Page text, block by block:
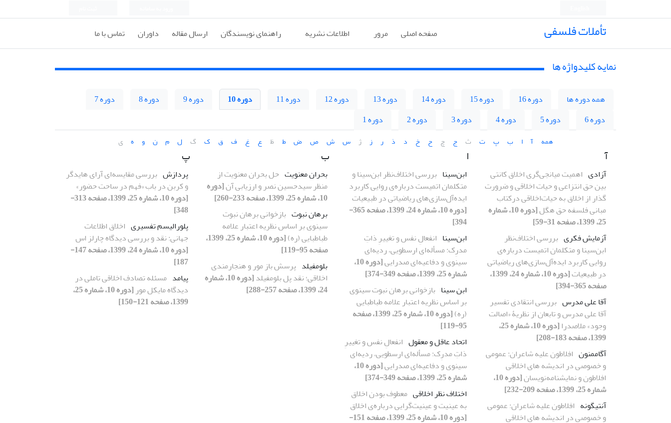
تأملات فلسفی صفحه اصلی مرور اطلاعات نشریه راهنمای نویسندگان ارسال مقاله داوران تماس با ما
نمایه کلیدواژه ها
همه دوره ها دوره 16 دوره 15 دوره 14 دوره 13 دوره 12 دوره 11 دوره 10 دوره 9 دوره 8
دوره 7
دوره 6
دوره 5 دوره 4 دوره 3 دوره 2 دوره 1
همه آ ا ب پ ت ث ج چ ح خ د ذ ر ز ژ س ش ص ض ط ظ ع غ ف ق ک گ ل م ن و ه ی
آ
آزادی اهمیت میانجی‌گری اخلاق کانتی
بین حق انتزاعی و حیات اخلاقی و ضرورت
گذار از اخلاق به حیات‌اخلاقی درکتاب
مبانی فلسفه حق هگل
[دوره 10، شماره
25، 1399، صفحه 31-59]
آزمایش فکری بررسی اختلاف‌نظر
ابن‌سینا و متکلمان اتمیست درباره‌ی
روایی کاربرد ایده‌آل‌‌سازی‌های ریاضیاتی
در طبیعیات
[دوره 10، شماره 24، 1399،
صفحه 365-394]
آقا علی مدرس بررسی انتقادی تفسیر
آقا علی مدرس و تابعان از نظریۀ «اصالت
وجود» ملاصدرا
[دوره 10، شماره 25،
1399، صفحه 183-208]
آگاممنون افلاطون علیه شاعران: عمومی
و خصوصی در اندیشه های اخلاقی
افلاطون و نمایشنامه‌نویسان
[دوره 10،
شماره 25، 1399، صفحه 209-232]
آنتیگونه افلاطون علیه شاعران: عمومی
و خصوصی در اندیشه های اخلاقی
ا
ابن‌سینا بررسی اختلاف‌نظر ابن‌سینا و
متکلمان اتمیست درباره‌ی روایی کاربرد
ایده‌آل‌‌سازی‌های ریاضیاتی در طبیعیات
[دوره 10، شماره 24، 1399، صفحه 365-
394]
ابن‌سینا انفعالِ نفس و تغییرِ ذاتِ
مدرِک: مسأله‌ای ارسطویی، ردیه‌ای
سینوی و دفاعیه‌ای صدرایی
[دوره 10،
شماره 25، 1399، صفحه 349-374]
ابن سینا بازخوانی برهان نبوت سینوی
بر اساس نظریه اعتبار علامه طباطبایی
(ره)
[دوره 10، شماره 25، 1399، صفحه
95-119]
اتحاد عاقل و معقول انفعالِ نفس و تغییرِ
ذاتِ مدرِک: مسأله‌ای ارسطویی، ردیه‌ای
سینوی و دفاعیه‌ای صدرایی
[دوره 10،
شماره 25، 1399، صفحه 349-374]
اختلاف نظر اخلاقی معطوف بودن اخلاق
به عینیت و عینیت‌گرایی درباره‌ی اخلاق
[دوره 10، شماره 25، 1399، صفحه 151-
ب
بحران معنویت حل بحران معنویت از
منظر سیدحسین نصر و ارزیابی آن[دوره
10، شماره 25، 1399، صفحه 233-260]
برهان نبوت بازخوانی برهان نبوت
سینوی بر اساس نظریه اعتبار علامه
طباطبایی (ره)
[دوره 10، شماره 25، 1399،
صفحه 95-119]
بلومفیلد پرسش باز مور و هنجارمندی
اخلاقی؛ نقد پل بلومفیلد
[دوره 10، شماره
24، 1399، صفحه 257-288]
پ
پردازش بررسی مقایسه‌ای آرای هایدگر
و کربن در باب «فهم در ساحت حضور»
[دوره 10، شماره 25، 1399، صفحه 313-
348]
پلورالیسم تفسیری اخلاق اطلاعات
جهانی: نقد و بررسی دیدگاه چارلز اس
[دوره 10، شماره 24، 1399، صفحه 147-
187]
پیامد مسئله تصادف اخلاقی تاملی در
دیدگاه مایکل مور
[دوره 10، شماره 25،
1399، صفحه 121-150]